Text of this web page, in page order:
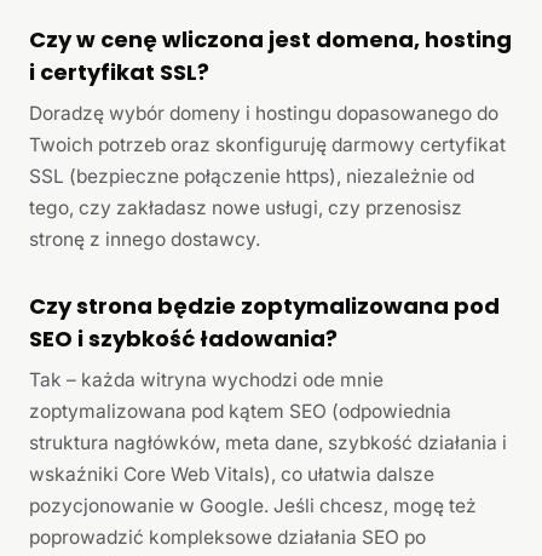
Czy w cenę wliczona jest domena, hosting
i certyfikat SSL?
Doradzę wybór domeny i hostingu dopasowanego do
Twoich potrzeb oraz skonfiguruję darmowy certyfikat
SSL (bezpieczne połączenie https), niezależnie od
tego, czy zakładasz nowe usługi, czy przenosisz
stronę z innego dostawcy.
Czy strona będzie zoptymalizowana pod
SEO i szybkość ładowania?
Tak – każda witryna wychodzi ode mnie
zoptymalizowana pod kątem SEO (odpowiednia
struktura nagłówków, meta dane, szybkość działania i
wskaźniki Core Web Vitals), co ułatwia dalsze
pozycjonowanie w Google. Jeśli chcesz, mogę też
poprowadzić kompleksowe działania SEO po